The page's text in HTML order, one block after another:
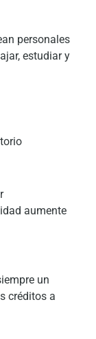
personales
estudiar y
aumente
un
créditos a